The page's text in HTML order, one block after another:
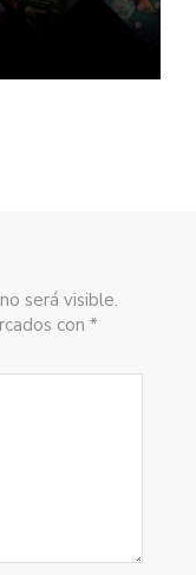
será visible.
con *